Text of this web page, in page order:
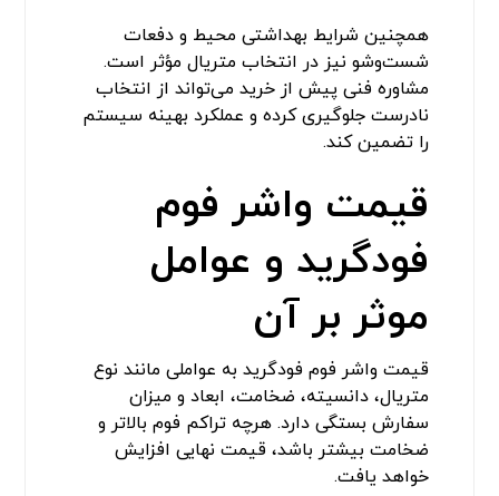
همچنین شرایط بهداشتی محیط و دفعات
شست‌وشو نیز در انتخاب متریال مؤثر است.
مشاوره فنی پیش از خرید می‌تواند از انتخاب
نادرست جلوگیری کرده و عملکرد بهینه سیستم
را تضمین کند.
قیمت واشر فوم
فودگرید و عوامل
موثر بر آن
قیمت واشر فوم فودگرید به عواملی مانند نوع
متریال، دانسیته، ضخامت، ابعاد و میزان
سفارش بستگی دارد. هرچه تراکم فوم بالاتر و
ضخامت بیشتر باشد، قیمت نهایی افزایش
خواهد یافت.